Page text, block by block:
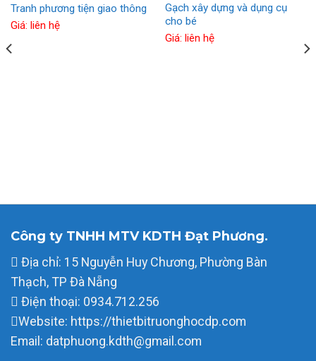
Tranh phương tiện giao thông
Giá: liên hệ
Gạch xây dựng và dụng cụ
cho bé
Giá: liên hệ
Công ty TNHH MTV KDTH Đạt Phương.
Địa chỉ: 15 Nguyễn Huy Chương, Phường Bàn
Thạch, TP Đà Nẵng
Điện thoại: 0934.712.256
Website: https://thietbitruonghocdp.com
Email: datphuong.kdth@gmail.com